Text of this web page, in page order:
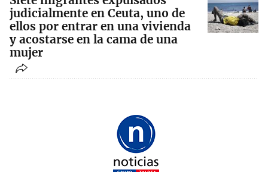
judicialmente en Ceuta, uno de
ellos por entrar en una vivienda
y acostarse en la cama de una
mujer